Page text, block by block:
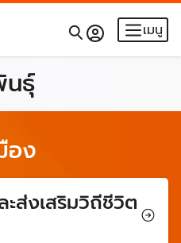
เมนู
นธุ์
อง
ส่งเสริมวิถีชีวิต